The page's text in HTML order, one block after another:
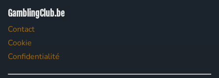
GamblingClub.be
Contact
Cookie
Confidentialité